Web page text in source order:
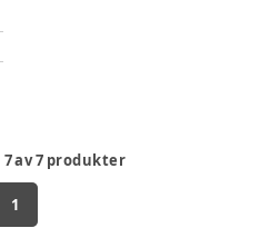
7av7 produkter
1